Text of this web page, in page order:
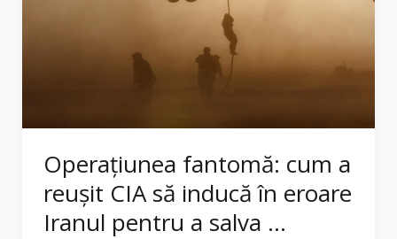
Operațiunea fantomă: cum a
reușit CIA să inducă în eroare
Iranul pentru a salva ...